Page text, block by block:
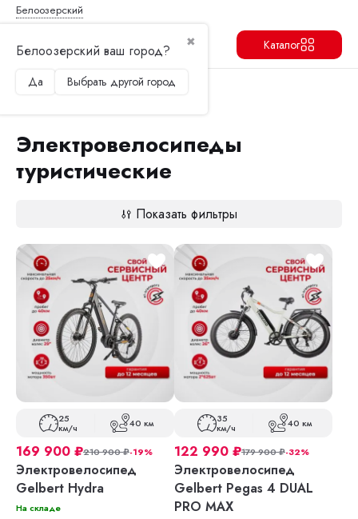
Белоозерский
✖
Белоозерский ваш город?
Да Выбрать другой город
Каталог
Главная
Электровелосипеды
Электровелосипеды
туристические
Показать фильтры
25
км/ч 40 км
169 900 ₽210 900₽-19%
Электровелосипед
Gelbert Hydra
На складе
35
км/ч 40 км
122 990 ₽179 900₽-32%
Электровелосипед
Gelbert Pegas 4 DUAL
PRO MAX
Продолжить